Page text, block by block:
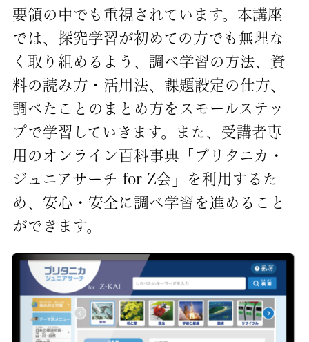
要領の中でも重視されています。本講座
では、探究学習が初めての方でも無理な
く取り組めるよう、調べ学習の方法、資
料の読み方・活用法、課題設定の仕方、
調べたことのまとめ方をスモールステッ
プで学習していきます。また、受講者専
用のオンライン百科事典「ブリタニカ・
ジュニアサーチ for Z会」を利用するた
め、安心・安全に調べ学習を進めること
ができます。